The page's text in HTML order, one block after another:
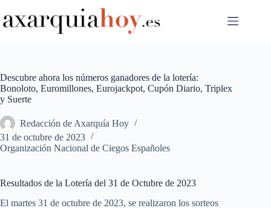
al
contenido
Descubre ahora los números ganadores de la lotería:
Bonoloto, Euromillones, Eurojackpot, Cupón Diario, Triplex
y Suerte
Redacción de Axarquía Hoy
31 de octubre de 2023
Organización Nacional de Ciegos Españoles
Resultados de la Lotería del 31 de Octubre de 2023
El martes 31 de octubre de 2023, se realizaron los sorteos